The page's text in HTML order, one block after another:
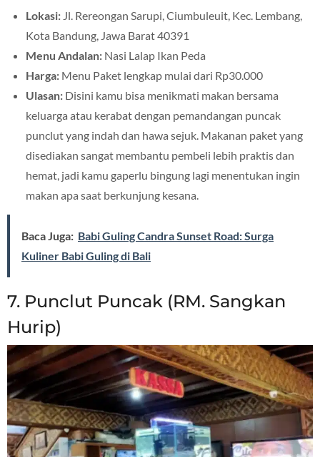
Lokasi: Jl. Rereongan Sarupi, Ciumbuleuit, Kec. Lembang,
Kota Bandung, Jawa Barat 40391
Menu Andalan: Nasi Lalap Ikan Peda
Harga: Menu Paket lengkap mulai dari Rp30.000
Ulasan: Disini kamu bisa menikmati makan bersama
keluarga atau kerabat dengan pemandangan puncak
punclut yang indah dan hawa sejuk. Makanan paket yang
disediakan sangat membantu pembeli lebih praktis dan
hemat, jadi kamu gaperlu bingung lagi menentukan ingin
makan apa saat berkunjung kesana.
Baca Juga: Babi Guling Candra Sunset Road: Surga
Kuliner Babi Guling di Bali
7. Punclut Puncak (RM. Sangkan
Hurip)